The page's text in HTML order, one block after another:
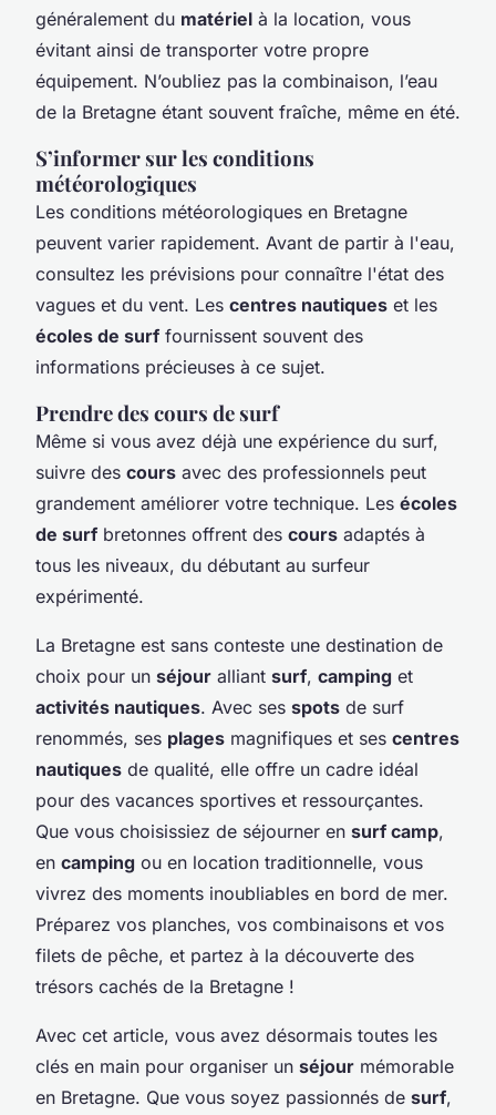
généralement du matériel à la location, vous
évitant ainsi de transporter votre propre
équipement. N’oubliez pas la combinaison, l’eau
de la Bretagne étant souvent fraîche, même en été.
S’informer sur les conditions
météorologiques
Les conditions météorologiques en Bretagne
peuvent varier rapidement. Avant de partir à l'eau,
consultez les prévisions pour connaître l'état des
vagues et du vent. Les centres nautiques et les
écoles de surf fournissent souvent des
informations précieuses à ce sujet.
Prendre des cours de surf
Même si vous avez déjà une expérience du surf,
suivre des cours avec des professionnels peut
grandement améliorer votre technique. Les écoles
de surf bretonnes offrent des cours adaptés à
tous les niveaux, du débutant au surfeur
expérimenté.
La Bretagne est sans conteste une destination de
choix pour un séjour alliant surf, camping et
activités nautiques. Avec ses spots de surf
renommés, ses plages magnifiques et ses centres
nautiques de qualité, elle offre un cadre idéal
pour des vacances sportives et ressourçantes.
Que vous choisissiez de séjourner en surf camp,
en camping ou en location traditionnelle, vous
vivrez des moments inoubliables en bord de mer.
Préparez vos planches, vos combinaisons et vos
filets de pêche, et partez à la découverte des
trésors cachés de la Bretagne !
Avec cet article, vous avez désormais toutes les
clés en main pour organiser un séjour mémorable
en Bretagne. Que vous soyez passionnés de surf,